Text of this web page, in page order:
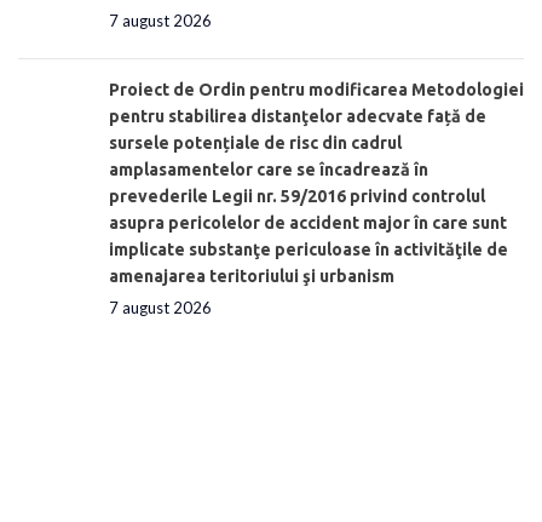
7 august 2026
Proiect de Ordin pentru modificarea Metodologiei
pentru stabilirea distanţelor adecvate față de
sursele potențiale de risc din cadrul
amplasamentelor care se încadrează în
prevederile Legii nr. 59/2016 privind controlul
asupra pericolelor de accident major în care sunt
implicate substanţe periculoase în activităţile de
amenajarea teritoriului şi urbanism
7 august 2026